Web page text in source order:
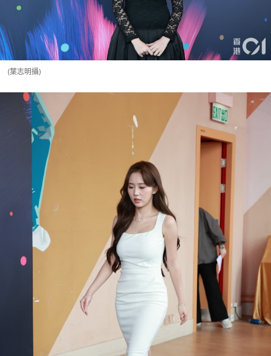
(葉志明攝)